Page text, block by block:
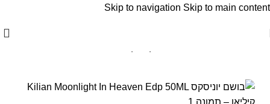
Skip to navigation Skip to main content